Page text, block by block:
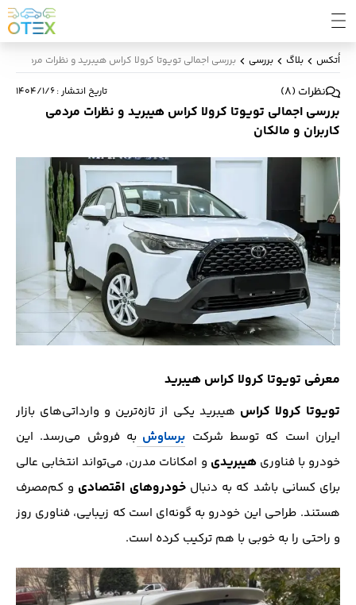
اُتکس بلاگ بررسی بررسی اجمالی تویوتا کرولا کراس هیبرید و نظرات مردمی
نظرات (
8
) تاریخ انتشار:۱۴۰۴/۱/۶
بررسی اجمالی تویوتا کرولا کراس هیبرید و نظرات مردمی
کاربران و مالکان
معرفی تویوتا کرولا کراس هیبرید
تویوتا کرولا کراس هیبرید یکی از تازه‌ترین و وارداتی‌های بازار
ایران است که توسط شرکت برساوش به فروش می‌رسد. این
خودرو با فناوریهیبریدی و امکانات مدرن، می‌تواند انتخابی عالی
برای کسانی باشد که به دنبالخودروهای اقتصادی و کم‌مصرف
هستند. طراحی این خودرو به گونه‌ای است که زیبایی، فناوری روز
و راحتی را به خوبی با هم ترکیب کرده است.